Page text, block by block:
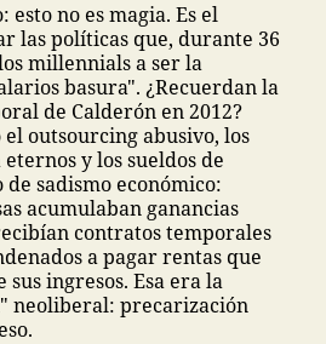
esto no es magia. Es el
las políticas que, durante 36
millennials a ser la
basura". ¿Recuerdan la
de Calderón en 2012?
outsourcing abusivo, los
y los sueldos de
sadismo económico:
acumulaban ganancias
contratos temporales
a pagar rentas que
sus ingresos. Esa era la
neoliberal: precarización